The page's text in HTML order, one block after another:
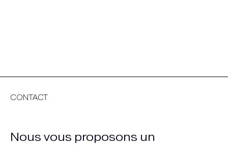
CONTACT
Nous vous proposons un